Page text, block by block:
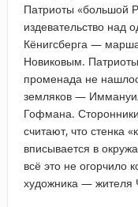
Патриоты «большой
издевательство над
Кёнигсберга —
Новиковым.
променада не
земляков —
Гофмана.
считают, что стенка
вписывается в
всё это не огорчило
художника — жителя